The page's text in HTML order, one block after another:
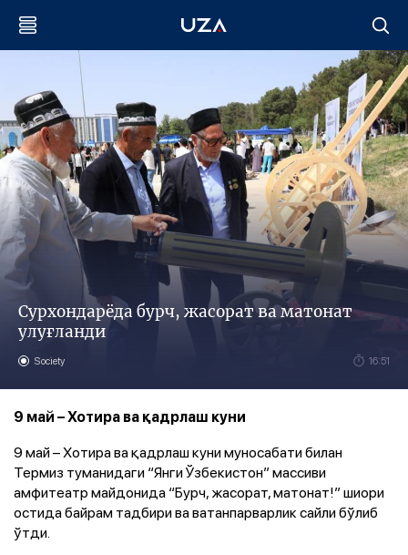
Сурхондарёда бурч, жасорат ва матонат
улуғланди
Society 16:51
9 май – Хотира ва қадрлаш куни
9 май – Хотира ва қадрлаш куни муносабати билан
Термиз туманидаги “Янги Ўзбекистон” массиви
амфитеатр майдонида “Бурч, жасорат, матонат!” шиори
остида байрам тадбири ва ватанпарварлик сайли бўлиб
ўтди.